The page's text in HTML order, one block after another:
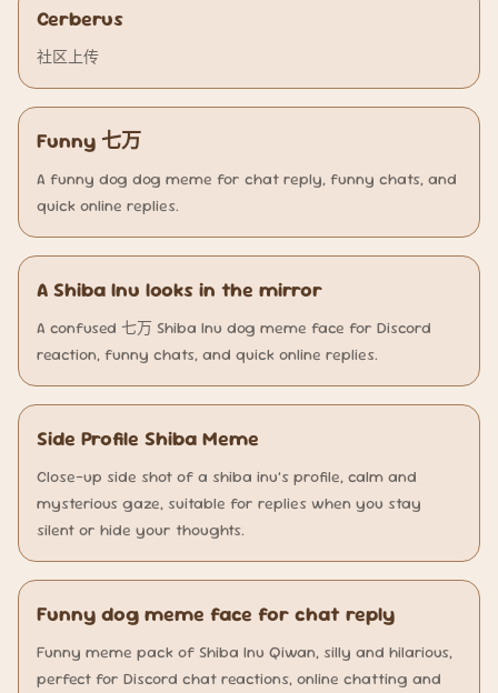
Cerberus
社区上传
Funny 七万
A funny dog dog meme for chat reply, funny chats, and
quick online replies.
A Shiba Inu looks in the mirror
A confused 七万 Shiba Inu dog meme face for Discord
reaction, funny chats, and quick online replies.
Side Profile Shiba Meme
Close-up side shot of a shiba inu’s profile, calm and
mysterious gaze, suitable for replies when you stay
silent or hide your thoughts.
Funny dog meme face for chat reply
Funny meme pack of Shiba Inu Qiwan, silly and hilarious,
perfect for Discord chat reactions, online chatting and